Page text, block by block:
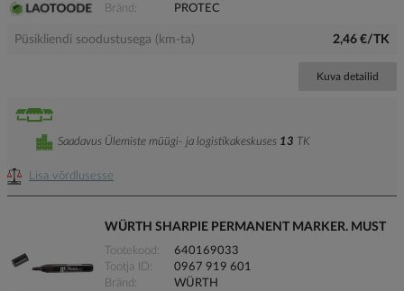
Bränd
PROTEC
Püsikliendi soodustusega (km-ta) 2,46 €/TK
Kuva detailid
Lisa võrdlusesse
Saadavus Ülemiste müügi- ja logistikakeskuses 13 TK
WÜRTH SHARPIE PERMANENT MARKER. MUST
Tootekood
640169033
Tootja ID
0967 919 601
Bränd
WÜRTH